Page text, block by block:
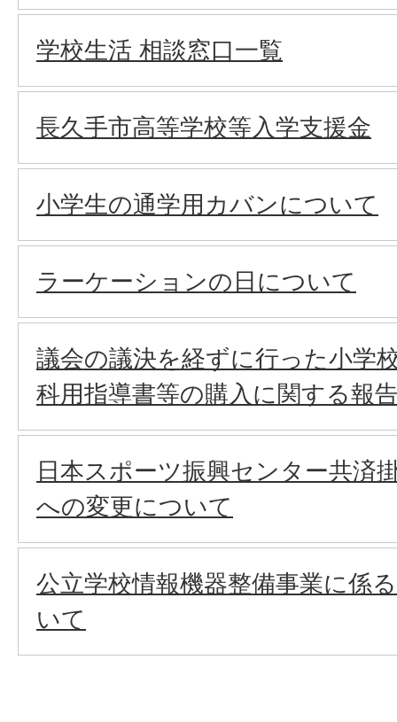
学校生活 相談窓口一覧
長久手市高等学校等入学支援金
小学生の通学用カバンについて
ラーケーションの日について
議会の議決を経ずに行った小学
科用指導書等の購入に関する報
日本スポーツ振興センター共済
への変更について
公立学校情報機器整備事業に係
いて